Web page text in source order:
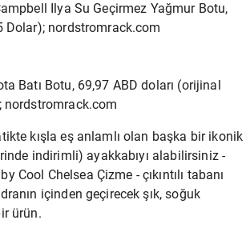
Ilya Su Geçirmez Yağmur Botu,
Dolar); nordstromrack.com
Batı Botu, 69,97 ABD doları (orijinal
nordstromrack.com
kışla eş anlamlı olan başka bir ikonik
indirimli) ayakkabıyı alabilirsiniz -
Cool Chelsea Çizme - çıkıntılı tabanı
içinden geçirecek şık, soğuk
ürün.